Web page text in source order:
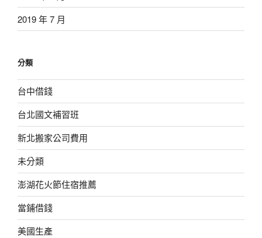
2019 年 7 月
分類
台中借錢
台北國文補習班
新北搬家公司費用
未分類
澎湖花火節住宿推薦
當鋪借錢
美國生產